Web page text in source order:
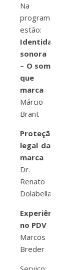
Na
programação
estão:
Identidade
sonora
– O som
que
marca
Márcio
Brant
Proteção
legal da
marca
Dr.
Renato
Dolabella
Experiência
no PDV
Marcos
Breder